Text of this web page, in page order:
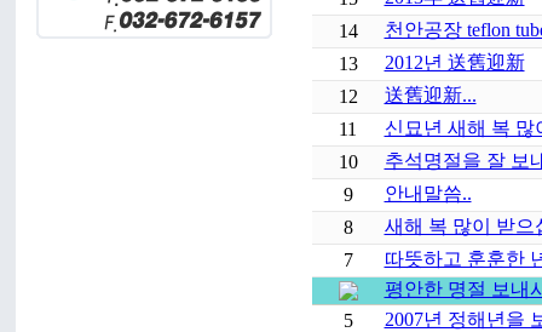
14
천안공장 teflon
13
2012년 送舊迎新
12
送舊迎新...
11
신묘년 새해 복 많
10
추석명절을 잘 보
9
안내말씀..
8
새해 복 많이 받으
7
따뜻하고 훈훈한
평안한 명절 보내
5
2007년 정해년을